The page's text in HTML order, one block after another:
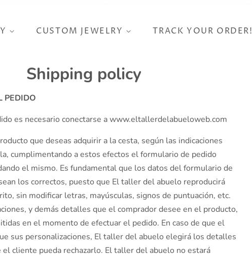
CUSTOM JEWELRY TRACK YOUR ORDER!
Shipping policy
PEDIDO
es necesario conectarse a www.eltallerdelabueloweb.com
que deseas adquirir a la cesta, según las indicaciones
cumplimentando a estos efectos el formulario de pedido
el mismo. Es fundamental que los datos del formulario de
los correctos, puesto que El taller del abuelo reproducirá
sin modificar letras, mayúsculas, signos de puntuación, etc.
y demás detalles que el comprador desee en el producto,
en el momento de efectuar el pedido. En caso de que el
sus personalizaciones, El taller del abuelo elegirá los detalles
el cliente pueda rechazarlo. El taller del abuelo no estará